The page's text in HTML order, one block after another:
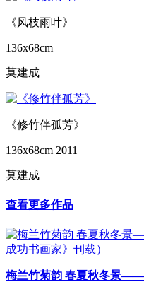
《风枝雨叶》
136x68cm
莫建成
《修竹伴孤芳》
136x68cm 2011
莫建成
查看更多作品
梅兰竹菊韵 春夏秋冬景——